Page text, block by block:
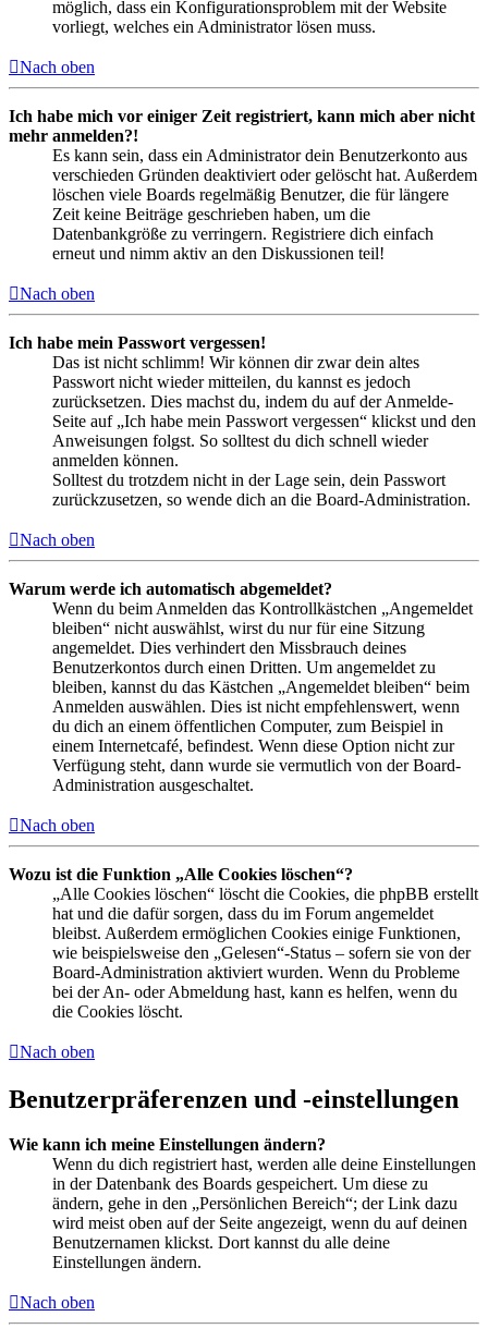
möglich, dass ein Konfigurationsproblem mit der Website
vorliegt, welches ein Administrator lösen muss.
Nach oben
Ich habe mich vor einiger Zeit registriert, kann mich aber nicht
mehr anmelden?!
Es kann sein, dass ein Administrator dein Benutzerkonto aus
verschieden Gründen deaktiviert oder gelöscht hat. Außerdem
löschen viele Boards regelmäßig Benutzer, die für längere
Zeit keine Beiträge geschrieben haben, um die
Datenbankgröße zu verringern. Registriere dich einfach
erneut und nimm aktiv an den Diskussionen teil!
Nach oben
Ich habe mein Passwort vergessen!
Das ist nicht schlimm! Wir können dir zwar dein altes
Passwort nicht wieder mitteilen, du kannst es jedoch
zurücksetzen. Dies machst du, indem du auf der Anmelde-
Seite auf „Ich habe mein Passwort vergessen“ klickst und den
Anweisungen folgst. So solltest du dich schnell wieder
anmelden können.
Solltest du trotzdem nicht in der Lage sein, dein Passwort
zurückzusetzen, so wende dich an die Board-Administration.
Nach oben
Warum werde ich automatisch abgemeldet?
Wenn du beim Anmelden das Kontrollkästchen „Angemeldet
bleiben“ nicht auswählst, wirst du nur für eine Sitzung
angemeldet. Dies verhindert den Missbrauch deines
Benutzerkontos durch einen Dritten. Um angemeldet zu
bleiben, kannst du das Kästchen „Angemeldet bleiben“ beim
Anmelden auswählen. Dies ist nicht empfehlenswert, wenn
du dich an einem öffentlichen Computer, zum Beispiel in
einem Internetcafé, befindest. Wenn diese Option nicht zur
Verfügung steht, dann wurde sie vermutlich von der Board-
Administration ausgeschaltet.
Nach oben
Wozu ist die Funktion „Alle Cookies löschen“?
„Alle Cookies löschen“ löscht die Cookies, die phpBB erstellt
hat und die dafür sorgen, dass du im Forum angemeldet
bleibst. Außerdem ermöglichen Cookies einige Funktionen,
wie beispielsweise den „Gelesen“-Status – sofern sie von der
Board-Administration aktiviert wurden. Wenn du Probleme
bei der An- oder Abmeldung hast, kann es helfen, wenn du
die Cookies löscht.
Nach oben
Benutzerpräferenzen und -einstellungen
Wie kann ich meine Einstellungen ändern?
Wenn du dich registriert hast, werden alle deine Einstellungen
in der Datenbank des Boards gespeichert. Um diese zu
ändern, gehe in den „Persönlichen Bereich“; der Link dazu
wird meist oben auf der Seite angezeigt, wenn du auf deinen
Benutzernamen klickst. Dort kannst du alle deine
Einstellungen ändern.
Nach oben